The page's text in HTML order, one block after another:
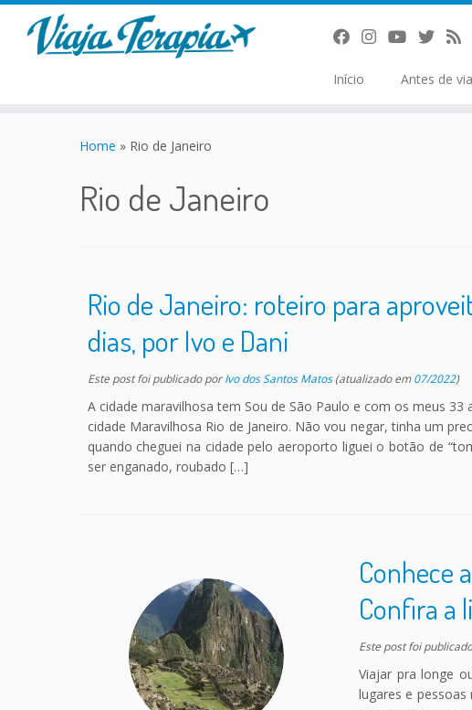
Início Antes de
Home » Rio de Janeiro
Rio de Janeiro
Rio de Janeiro: roteiro para
dias, por Ivo e Dani
Este post foi publicadoporIvo dos Santos Matos(atualizado em07/2022)
A cidade maravilhosa tem Sou de São Paulo e com os meus 33
cidade Maravilhosa Rio de Janeiro. Não vou negar, tinha um
quando cheguei na cidade pelo aeroporto liguei o botão de
ser enganado, roubado […]
Conhece
Confira a
Este post foi
Viajar pra longe
lugares e